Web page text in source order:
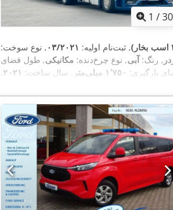
1 /30
, ثبت‌نام اولیه: ۰۳/۲۰۲۱ , نوع سوخت:
, رنگ: آبی, نوع چرخ‌دنده: مکانیکی, طول فضای
بارگیری: ۱٬۷۵۰ میلی‌متر , سال ساخت: ۲۰۲۱,